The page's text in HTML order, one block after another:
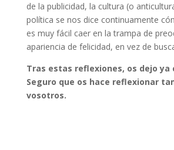
de la publicidad, la cultura (o
política se nos dice continuamente
es muy fácil caer en la trampa de
apariencia de felicidad, en vez de
Tras estas reflexiones, os dejo ya
Seguro que os hace reflexionar
vosotros.